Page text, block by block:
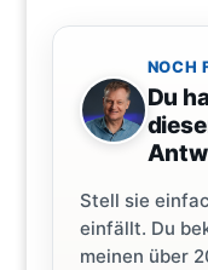
NOCH
Du
Stell sie
einfällt. Du
meinen über